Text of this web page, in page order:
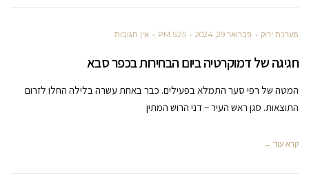
מערכת ירוק פברואר 29, 2024 5:25 PM אין תגובות
חגיגה של דמוקרטיה ביום הבחירות בכפר סבא
המטה של רפי סער התמלא בפעילים. כבר באחת עשרה בלילה החלו לזרום
התוצאות. סגן ראש העיר – דני הרוש המתין
קרא עוד ←